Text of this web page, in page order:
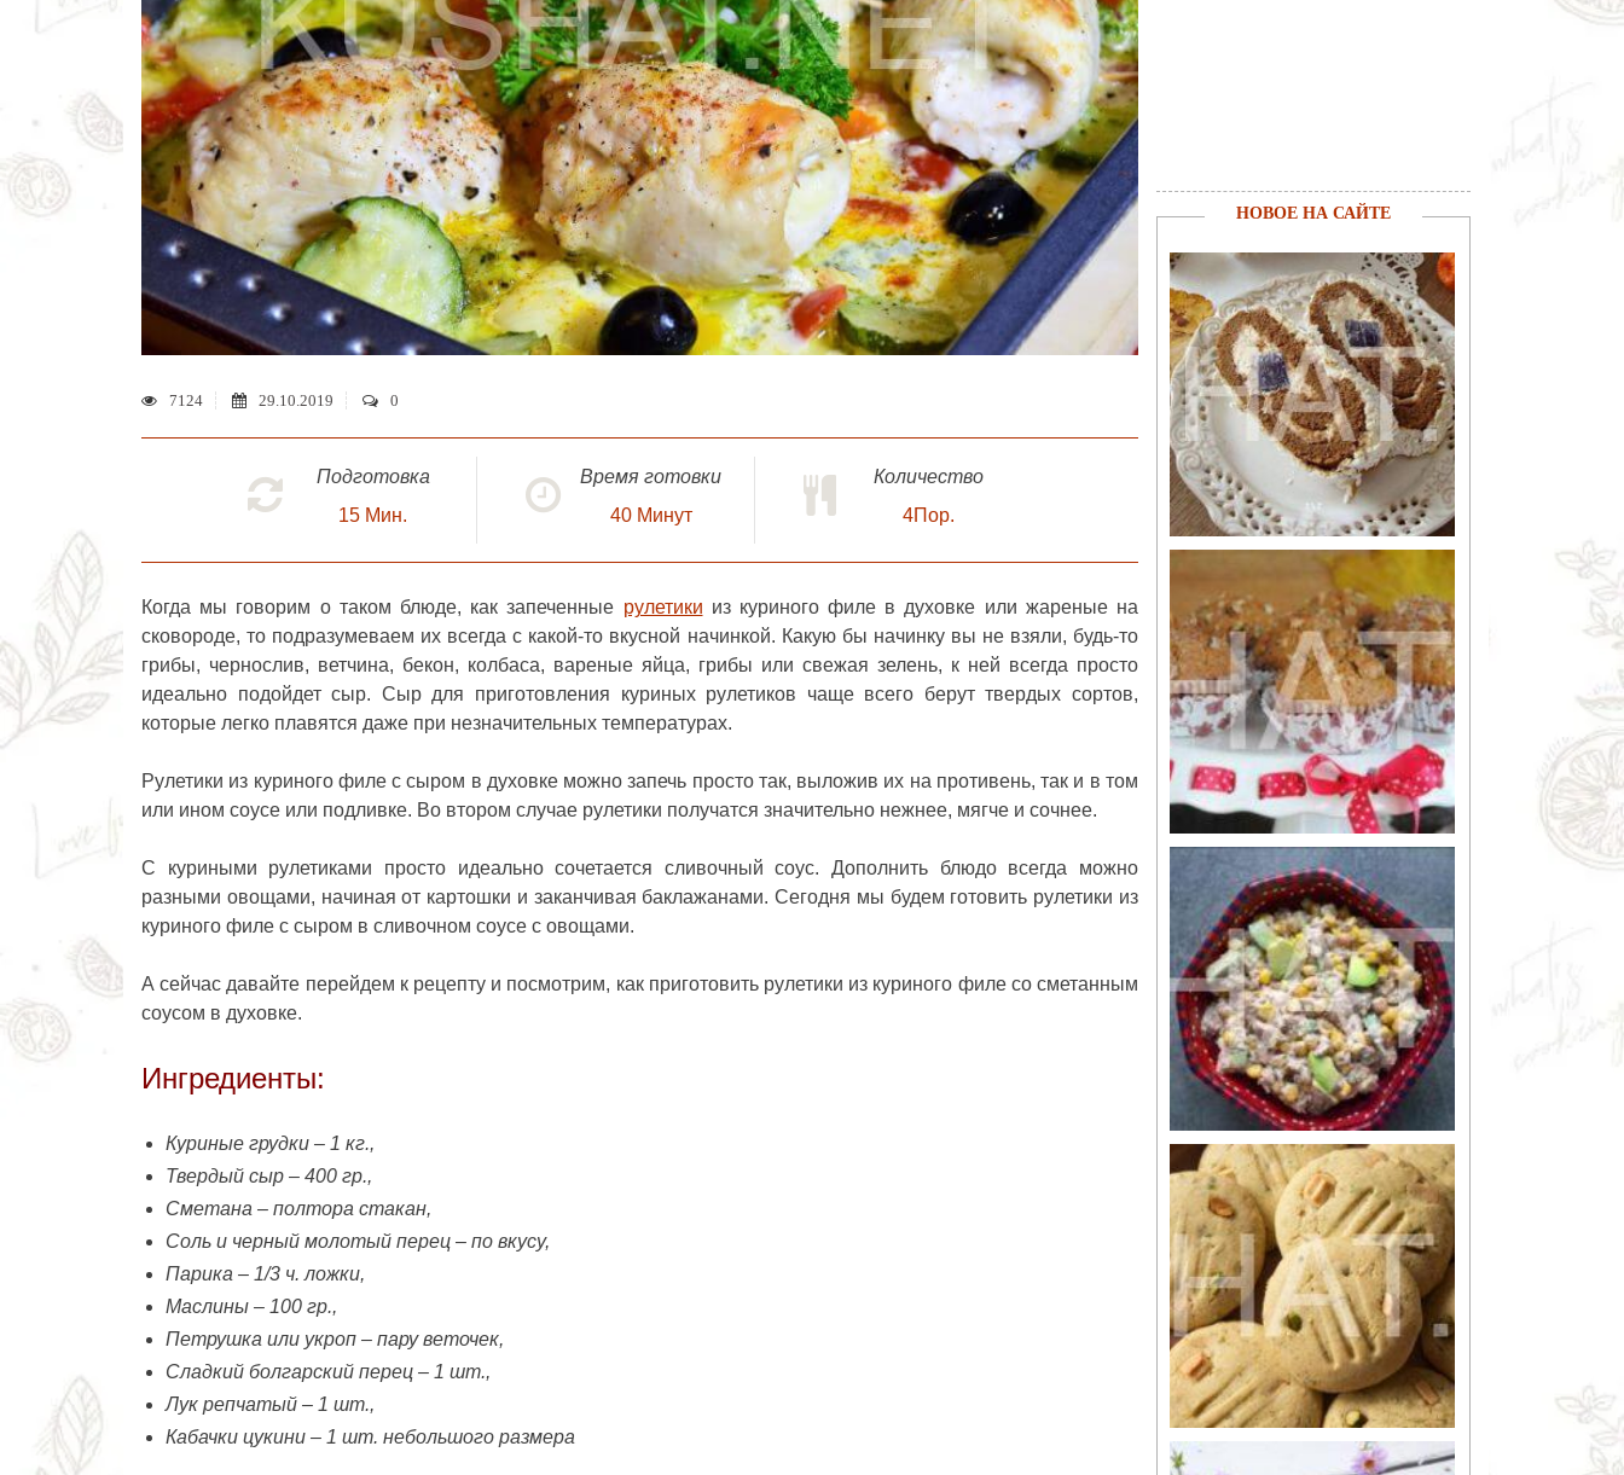
7124 29.10.2019 0
Подготовка
15 Мин.
Время готовки
40 Минут
Количество
4Пор.
Когда мы говорим о таком блюде, как запеченные рулетики из куриного филе в духовке или жареные на
сковороде, то подразумеваем их всегда с какой-то вкусной начинкой. Какую бы начинку вы не взяли, будь-то
грибы, чернослив, ветчина, бекон, колбаса, вареные яйца, грибы или свежая зелень, к ней всегда просто
идеально подойдет сыр. Сыр для приготовления куриных рулетиков чаще всего берут твердых сортов,
которые легко плавятся даже при незначительных температурах.
Рулетики из куриного филе с сыром в духовкеможно запечь просто так, выложив их на противень, так и в том
или ином соусе или подливке. Во втором случае рулетики получатся значительно нежнее, мягче и сочнее.
С куриными рулетиками просто идеально сочетается сливочный соус. Дополнить блюдо всегда можно
разными овощами, начиная от картошки и заканчивая баклажанами. Сегодня мы будем готовить рулетики из
куриного филе с сыром в сливочном соусе с овощами.
А сейчас давайте перейдем к рецепту и посмотрим, как приготовить рулетики из куриного филе со сметанным
соусом в духовке.
Ингредиенты:
Куриные грудки – 1 кг.,
Твердый сыр – 400 гр.,
Сметана – полтора стакан,
Соль и черный молотый перец – по вкусу,
Парика – 1/3 ч. ложки,
Маслины – 100 гр.,
Петрушка или укроп – пару веточек,
Сладкий болгарский перец – 1 шт.,
Лук репчатый – 1 шт.,
Кабачки цукини – 1 шт. небольшого размера
НОВОЕ НА САЙТЕ